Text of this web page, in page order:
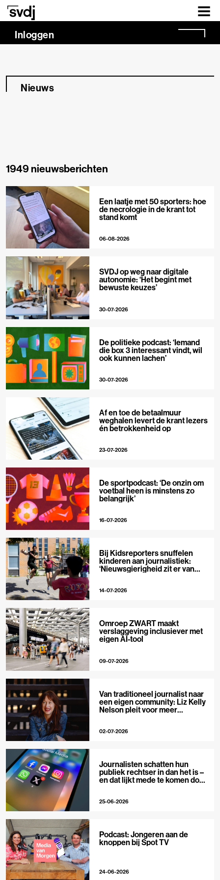
Naar hoofdinhoud
Inloggen
Nieuws
1949 nieuwsberichten
Een laatje met 50 sporters: hoe
de necrologie in de krant tot
stand komt
06-08-2026
SVDJ op weg naar digitale
autonomie: ‘Het begint met
bewuste keuzes’
30-07-2026
De politieke podcast: ‘Iemand
die box 3 interessant vindt, wil
ook kunnen lachen’
30-07-2026
Af en toe de betaalmuur
weghalen levert de krant lezers
én betrokkenheid op
23-07-2026
De sportpodcast: ‘De onzin om
voetbal heen is minstens zo
belangrijk’
16-07-2026
Bij Kidsreporters snuffelen
kinderen aan journalistiek:
‘Nieuwsgierigheid zit er van
14-07-2026
Omroep ZWART maakt
verslaggeving inclusiever met
eigen AI-tool
09-07-2026
Van traditioneel journalist naar
een eigen community: Liz Kelly
Nelson pleit voor meer
02-07-2026
Journalisten schatten hun
publiek rechtser in dan het is –
en dat lijkt mede te komen door
25-06-2026
Podcast: Jongeren aan de
knoppen bij Spot TV
24-06-2026